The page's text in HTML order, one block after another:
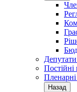
Постійні
Пленарні
Назад